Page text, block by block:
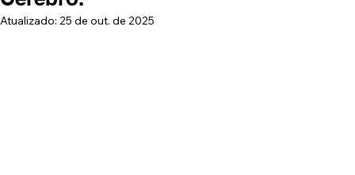
Atualizado: 25 de out. de 2025